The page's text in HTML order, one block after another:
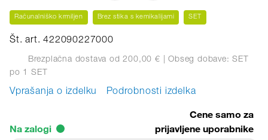
Računalniško krmiljen Brez stika s kemikalijami SET
Št. art. 422090227000
Brezplačna dostava od 200,00 € | Obseg dobave: SET
po 1 SET
Vprašanja o izdelku Podrobnosti izdelka
Na zalogi
Cene samo za
prijavljene uporabnike